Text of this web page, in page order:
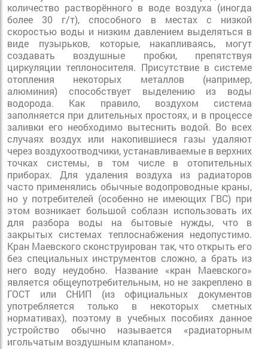
количество растворённого в воде воздуха (иногда
более 30 г/т), способного в местах с низкой
скоростью воды и низким давлением выделяться в
виде пузырьков, которые, накапливаясь, могут
создавать воздушные пробки, препятствуя
циркуляции теплоносителя. Присутствие в системе
отопления некоторых металлов (например,
алюминия) способствует выделению из воды
водорода. Как правило, воздухом система
заполняется при длительных простоях, и в процессе
заливки его необходимо вытеснить водой. Во всех
случаях воздух или накопившиеся газы удаляют
через воздухоотводчики, устанавливаемые в верхних
точках системы, в том числе в отопительных
приборах. Для удаления воздуха из радиаторов
часто применялись обычные водопроводные краны,
но у потребителей (особенно не имеющих ГВС) при
этом возникает большой соблазн использовать их
для разбора воды на бытовые нужды, что в
закрытых системах теплоснабжения недопустимо.
Кран Маевского сконструирован так, что открыть его
без специальных инструментов сложно, а брать из
него воду неудобно. Название «кран Маевского»
является общеупотребительным, но не закреплено в
ГОСТ или СНИП (из официальных документов
употребляется только в некоторых сметных
нормативах), поэтому в учебных пособиях данное
устройство обычно называется «радиаторным
игольчатым воздушным клапаном».